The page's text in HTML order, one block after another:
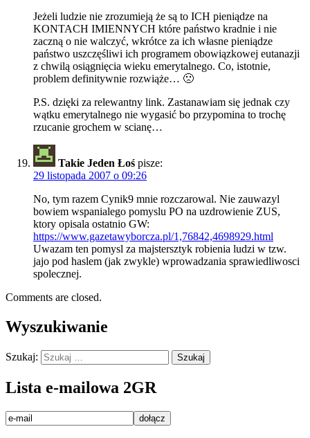
Jeżeli ludzie nie zrozumieją że są to ICH pieniądze na
KONTACH IMIENNYCH które państwo kradnie i nie
zaczną o nie walczyć, wkrótce za ich własne pieniądze
państwo uszczęśliwi ich programem obowiązkowej eutanazji
z chwilą osiągnięcia wieku emerytalnego. Co, istotnie,
problem definitywnie rozwiąże… 🙁
P.S. dzięki za relewantny link. Zastanawiam się jednak czy
wątku emerytalnego nie wygasić bo przypomina to trochę
rzucanie grochem w scianę…
Takie Jeden Łoś pisze:
29 listopada 2007 o 09:26
No, tym razem Cynik9 mnie rozczarowal. Nie zauwazyl
bowiem wspanialego pomyslu PO na uzdrowienie ZUS,
ktory opisala ostatnio GW:
https://www.gazetawyborcza.pl/1,76842,4698929.html
Uwazam ten pomysl za majstersztyk robienia ludzi w tzw.
jajo pod haslem (jak zwykle) wprowadzania sprawiedliwosci
spolecznej.
Comments are closed.
Wyszukiwanie
Szukaj:
Lista e-mailowa 2GR